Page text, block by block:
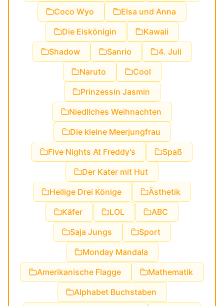
Coco Wyo
Elsa und Anna
Die Eiskönigin
Kawaii
Shadow
Sanrio
4. Juli
Naruto
Cool
Prinzessin Jasmin
Niedliches Weihnachten
Die kleine Meerjungfrau
Five Nights At Freddy's
Spaß
Der Kater mit Hut
Heilige Drei Könige
Ästhetik
Käfer
LOL
ABC
Saja Jungs
Sport
Monday Mandala
Amerikanische Flagge
Mathematik
Alphabet Buchstaben